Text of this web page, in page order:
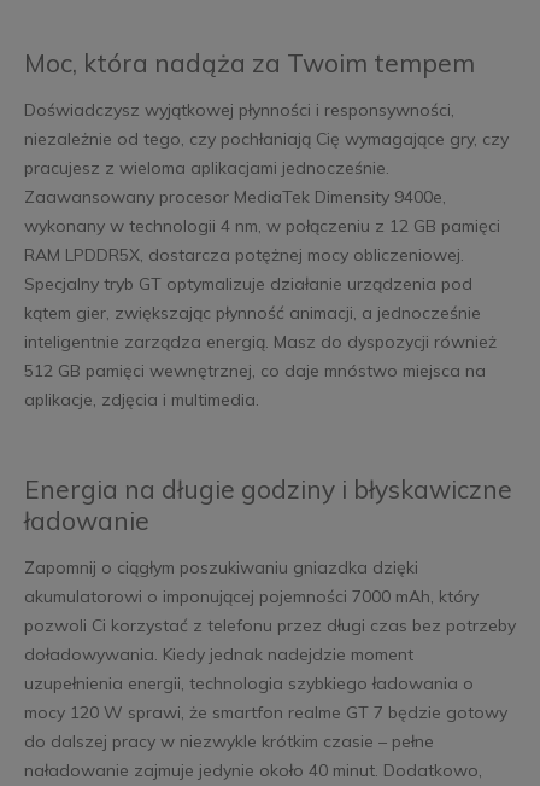
Moc, która nadąża za Twoim tempem
Doświadczysz wyjątkowej płynności i responsywności,
niezależnie od tego, czy pochłaniają Cię wymagające gry, czy
pracujesz z wieloma aplikacjami jednocześnie.
Zaawansowany procesor MediaTek Dimensity 9400e,
wykonany w technologii 4 nm, w połączeniu z 12 GB pamięci
RAM LPDDR5X, dostarcza potężnej mocy obliczeniowej.
Specjalny tryb GT optymalizuje działanie urządzenia pod
kątem gier, zwiększając płynność animacji, a jednocześnie
inteligentnie zarządza energią. Masz do dyspozycji również
512 GB pamięci wewnętrznej, co daje mnóstwo miejsca na
aplikacje, zdjęcia i multimedia.
Energia na długie godziny i błyskawiczne
ładowanie
Zapomnij o ciągłym poszukiwaniu gniazdka dzięki
akumulatorowi o imponującej pojemności 7000 mAh, który
pozwoli Ci korzystać z telefonu przez długi czas bez potrzeby
doładowywania. Kiedy jednak nadejdzie moment
uzupełnienia energii, technologia szybkiego ładowania o
mocy 120 W sprawi, że smartfon realme GT 7 będzie gotowy
do dalszej pracy w niezwykle krótkim czasie – pełne
naładowanie zajmuje jedynie około 40 minut. Dodatkowo,